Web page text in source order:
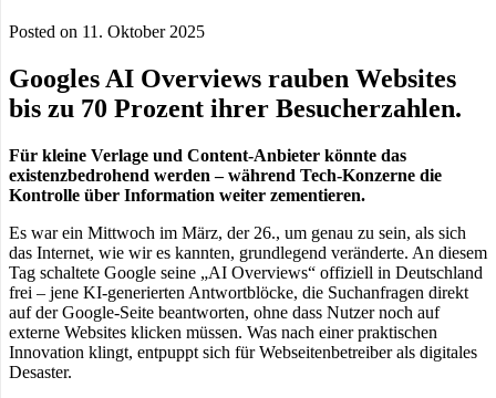
Posted on 11. Oktober 2025
Googles AI Overviews rauben Websites
bis zu 70 Prozent ihrer Besucherzahlen.
Für kleine Verlage und Content-Anbieter könnte das
existenzbedrohend werden – während Tech-Konzerne die
Kontrolle über Information weiter zementieren.
Es war ein Mittwoch im März, der 26., um genau zu sein, als sich
das Internet, wie wir es kannten, grundlegend veränderte. An diesem
Tag schaltete Google seine „AI Overviews“ offiziell in Deutschland
frei – jene KI-generierten Antwortblöcke, die Suchanfragen direkt
auf der Google-Seite beantworten, ohne dass Nutzer noch auf
externe Websites klicken müssen. Was nach einer praktischen
Innovation klingt, entpuppt sich für Webseitenbetreiber als digitales
Desaster.